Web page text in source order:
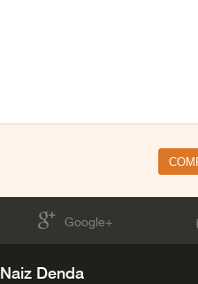
Google+
Naiz Denda